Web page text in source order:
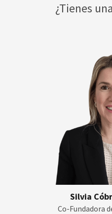
¿Tienes
Silvia
Co-Fundadora